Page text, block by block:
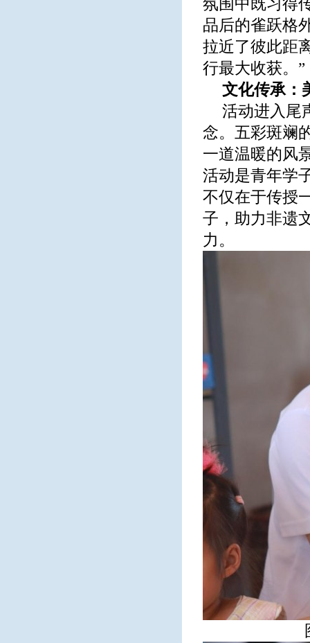
氛围中既习得
品后的雀跃格
拉近了彼此距
行最大收获。”
文化传承：
活动进入尾
念。五彩斑斓
一道温暖的风
活动是青年学
不仅在于传授
子，助力非遗
力。